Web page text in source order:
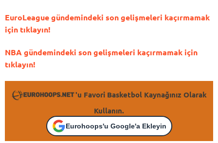
EuroLeague gündemindeki son gelişmeleri kaçırmamak
için tıklayın!
NBA gündemindeki son gelişmeleri kaçırmamak için
tıklayın!
'u Favori Basketbol Kaynağınız Olarak
Kullanın.
Eurohoops'u Google'a Ekleyin